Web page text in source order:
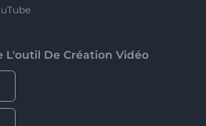
L'outil De Création Vidéo